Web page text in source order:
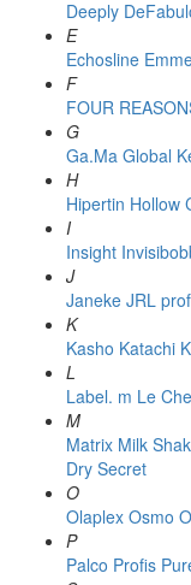
Deeply
E
Echosline
F
FOUR
G
Ga.Ma Global
H
Hipertin Hollow
I
Insight
J
Janeke JRL
K
Kasho Katachi
L
Label. m Le
M
Matrix Milk
Dry Secret
O
Olaplex Osmo
P
Palco Profis